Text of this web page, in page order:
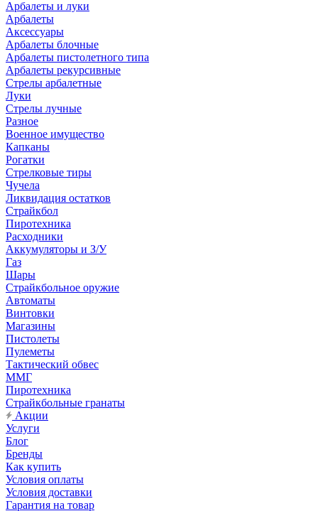
Арбалеты и луки
Арбалеты
Аксессуары
Арбалеты блочные
Арбалеты пистолетного типа
Арбалеты рекурсивные
Стрелы арбалетные
Луки
Стрелы лучные
Разное
Военное имущество
Капканы
Рогатки
Стрелковые тиры
Чучела
Ликвидация остатков
Страйкбол
Пиротехника
Расходники
Аккумуляторы и З/У
Газ
Шары
Страйкбольное оружие
Автоматы
Винтовки
Магазины
Пистолеты
Пулеметы
Тактический обвес
ММГ
Пиротехника
Страйкбольные гранаты
Акции
Услуги
Блог
Бренды
Как купить
Условия оплаты
Условия доставки
Гарантия на товар